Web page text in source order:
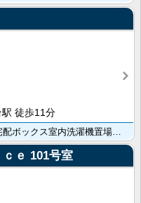
徒歩11分
ｅ 101号室